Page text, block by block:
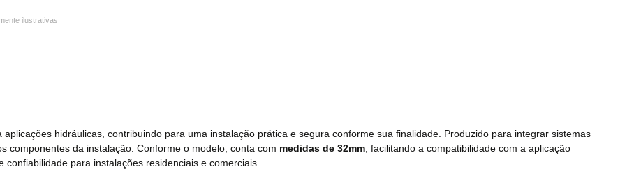
ilustrativas
hidráulicas, contribuindo para uma instalação prática e segura conforme sua finalidade. Produzido para integrar sistemas
componentes da instalação. Conforme o modelo, conta com medidas de 32mm , facilitando a compatibilidade com a aplicação
confiabilidade para instalações residenciais e comerciais.